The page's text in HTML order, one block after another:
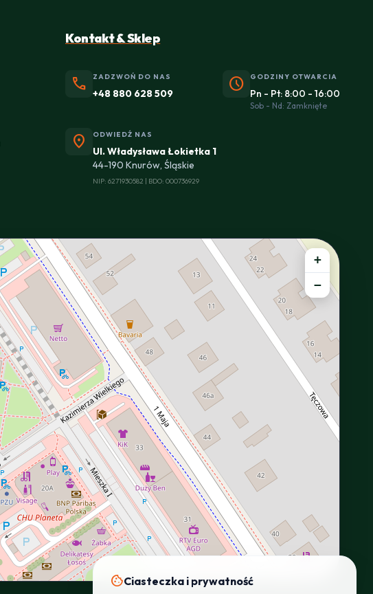
Kontakt & Sklep
phone ZADZWOŃ DO NAS
+48 880 628 509 schedule GODZINY OTWARCIA
Pn - Pt: 8:00 - 16:00
Sob - Nd: Zamknięte
location_on ODWIEDŹ NAS
Ul. Władysława Łokietka 1
44-190 Knurów, Śląskie
NIP: 6271930582 | BDO: 000736929
+
−
INTERACTIVE VIEW
cookieCiasteczka i prywatność